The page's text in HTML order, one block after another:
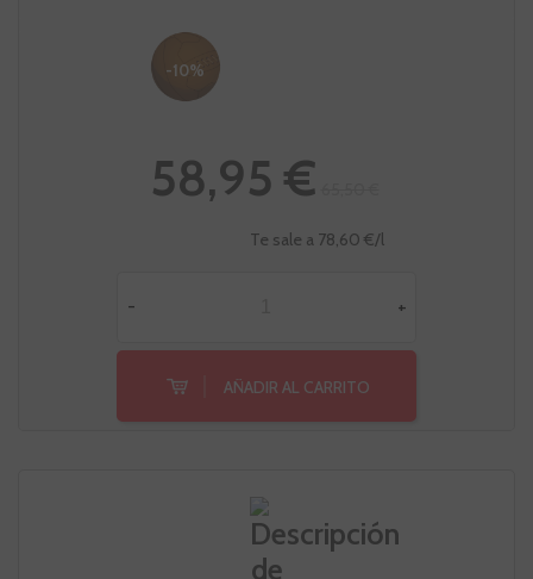
-10%
58,95 €
Te sale a 78,60 €/l
- +
AÑADIR AL CARRITO